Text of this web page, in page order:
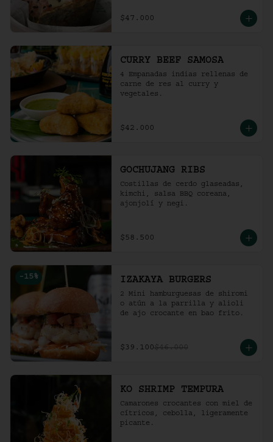
$47.000
CURRY BEEF SAMOSA
4 Empanadas indias rellenas de
carne de res al curry y
vegetales.
$42.000
GOCHUJANG RIBS
Costillas de cerdo glaseadas,
kimchi, salsa BBQ coreana,
ajonjolí y negi.
$58.500
-15 % IZAKAYA BURGERS
2 Mini hamburguesas de shiromi
o atún a la parrilla y alioli
de ajo crocante en bao frito.
$39.100$46.000
KO SHRIMP TEMPURA
Camarones crocantes con miel de
cítricos, cebolla, ligeramente
picante.